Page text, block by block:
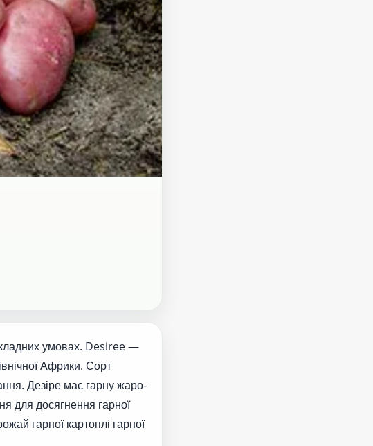
умовах. Desiree —
Африки. Сорт
Дезіре має гарну жаро-
для досягнення гарної
гарної картоплі гарної